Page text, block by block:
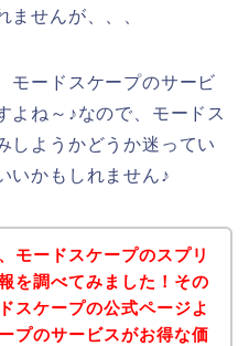
ませんが、、、
モードスケープのサービ
よね～♪なので、モードス
しようかどうか迷ってい
いかもしれません♪
モードスケープのスプリ
を調べてみました！その
スケープの公式ページよ
プのサービスがお得な価